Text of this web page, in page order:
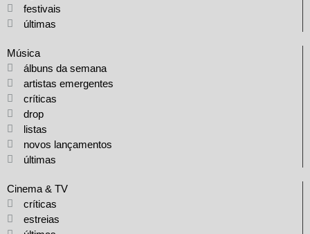
festivais
últimas
Música
álbuns da semana
artistas emergentes
críticas
drop
listas
novos lançamentos
últimas
Cinema & TV
críticas
estreias